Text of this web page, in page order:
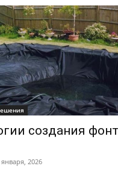
создания
января, 2026